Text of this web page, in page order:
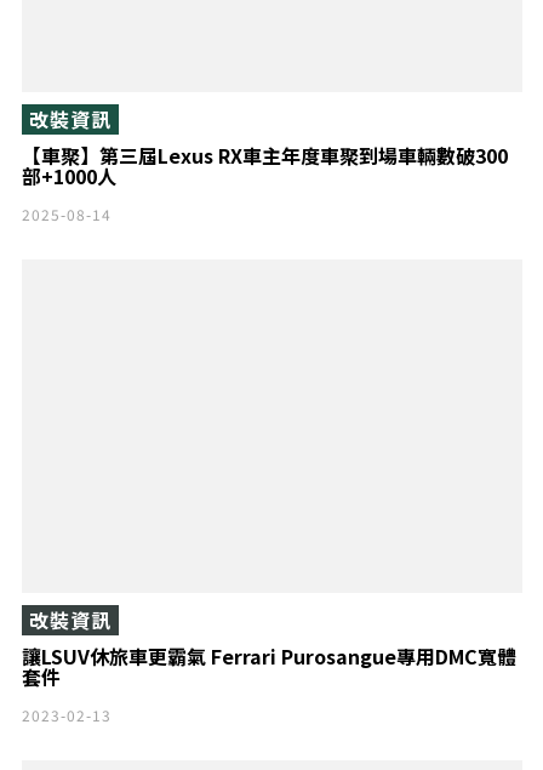
【車聚】第三屆Lexus RX車主年度車聚到場車輛數破300
部+1000人
改裝資訊
2025-08-14
讓LSUV休旅車更霸氣 Ferrari Purosangue專用DMC寬體
套件
改裝資訊
2023-02-13